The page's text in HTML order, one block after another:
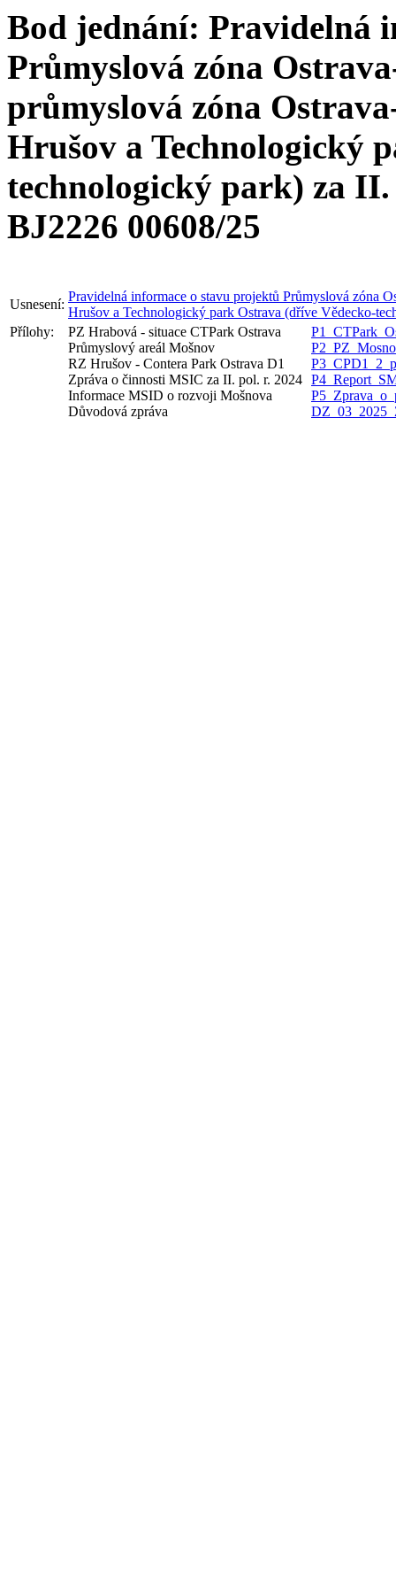
Bod jednání: Pravidelná
Průmyslová zóna
průmyslová zóna
Hrušov a Technologický
technologický park) za
BJ2226 00608/25
Usnesení:
Pravidelná informace o stavu projektů Průmyslová zóna
Hrušov a Technologický park Ostrava (dříve Vědecko-
Přílohy:
PZ Hrabová - situace CTPark Ostrava
Průmyslový areál Mošnov
RZ Hrušov - Contera Park Ostrava D1
Zpráva o činnosti MSIC za II. pol. r. 2024
Informace MSID o rozvoji Mošnova
Důvodová zpráva